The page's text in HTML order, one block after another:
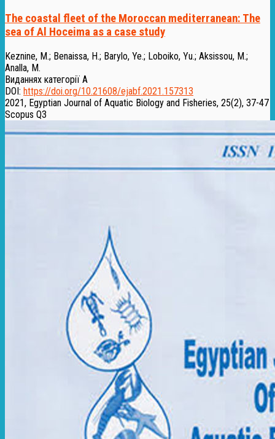
The coastal fleet of the Moroccan mediterranean: The
sea of Al Hoceima as a case study
Keznine, M.; Benaissa, H.; Barylo, Ye.; Loboiko, Yu.; Aksissou, M.;
Analla, M.
Виданнях категорії А
DOI: https://doi.org/10.21608/ejabf.2021.157313
2021, Egyptian Journal of Aquatic Biology and Fisheries, 25(2), 37-47
Scopus Q3